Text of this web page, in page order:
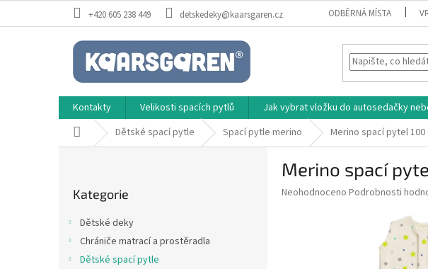
+420 605 238 449 detskedeky@kaarsgaren.cz ODBĚRNÁ MÍSTA
Kontakty Velikosti spacích pytlů Jak vybrat vložku do autosedačky
Domů Dětské spací pytle Spací pytle merino Merino spací pytel
kategorie
Kategorie
Dětské deky
Chrániče matrací a prostěradla
Dětské spací pytle
Merino spací
Průměrné
Neohodnoceno Podrobnosti